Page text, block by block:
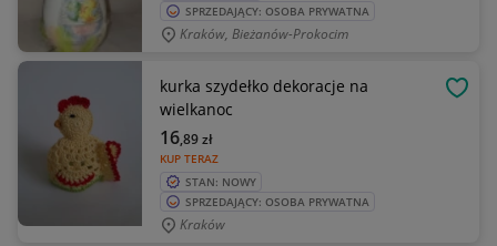
SPRZEDAJĄCY: OSOBA PRYWATNA
Kraków, Bieżanów-Prokocim
kurka szydełko dekoracje na
wielkanoc
KUP TERAZ
16,89zł
STAN: NOWY
SPRZEDAJĄCY: OSOBA PRYWATNA
Kraków